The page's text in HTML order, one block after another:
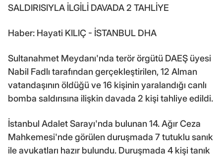
SALDIRISIYLA İLGİLİ DAVADA 2 TAHLİYE
Haber: Hayati KILIÇ - İSTANBUL DHA
Sultanahmet Meydanı'nda terör örgütü DAEŞ üyesi
Nabil Fadlı tarafından gerçekleştirilen, 12 Alman
vatandaşının öldüğü ve 16 kişinin yaralandığı canlı
bomba saldırısına ilişkin davada 2 kişi tahliye edildi.
İstanbul Adalet Sarayı'nda bulunan 14. Ağır Ceza
Mahkemesi'nde görülen duruşmada 7 tutuklu sanık
ile avukatları hazır bulundu. Duruşmada 4 kişi tanık